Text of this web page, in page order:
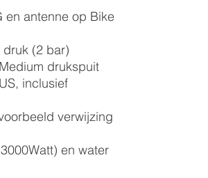
en antenne op Bike
(2 bar)
drukspuit
inclusief
verwijzing
en water